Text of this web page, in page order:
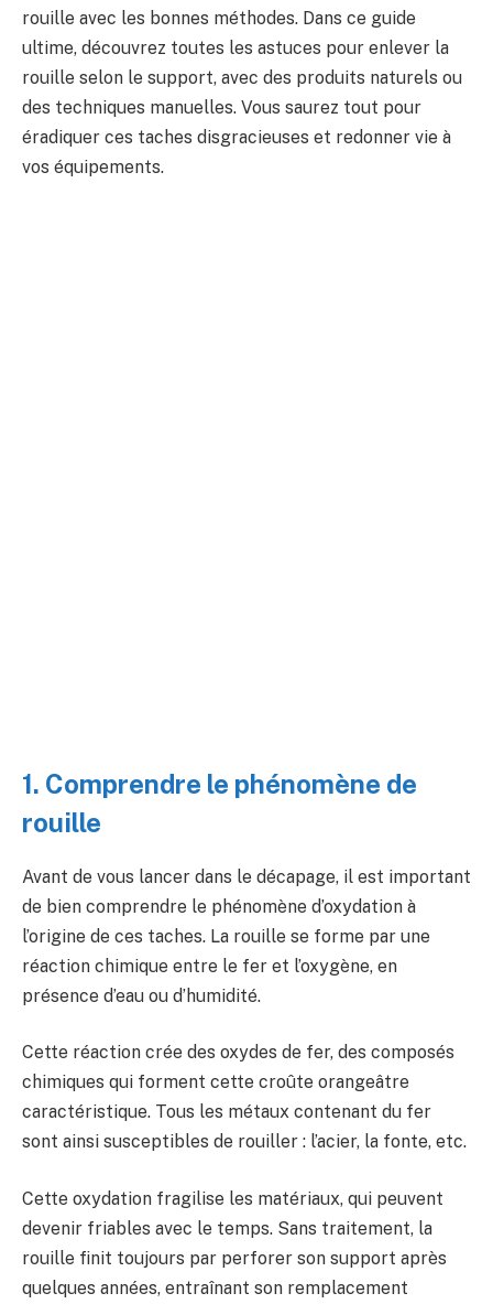
rouille avec les bonnes méthodes. Dans ce guide
ultime, découvrez toutes les astuces pour enlever la
rouille selon le support, avec des produits naturels ou
des techniques manuelles. Vous saurez tout pour
éradiquer ces taches disgracieuses et redonner vie à
vos équipements.
1. Comprendre le phénomène de
rouille
Avant de vous lancer dans le décapage, il est important
de bien comprendre le phénomène d’oxydation à
l’origine de ces taches. La rouille se forme par une
réaction chimique entre le fer et l’oxygène, en
présence d’eau ou d’humidité.
Cette réaction crée des oxydes de fer, des composés
chimiques qui forment cette croûte orangeâtre
caractéristique. Tous les métaux contenant du fer
sont ainsi susceptibles de rouiller : l’acier, la fonte, etc.
Cette oxydation fragilise les matériaux, qui peuvent
devenir friables avec le temps. Sans traitement, la
rouille finit toujours par perforer son support après
quelques années, entraînant son remplacement